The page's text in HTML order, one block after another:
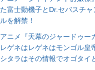
た富士動機子とDr.セバスチ
ルを解禁！
アニメ『天幕のジャードゥー
レゲネはレゲネはモンゴル皇
シタラはその情報でオゴタ